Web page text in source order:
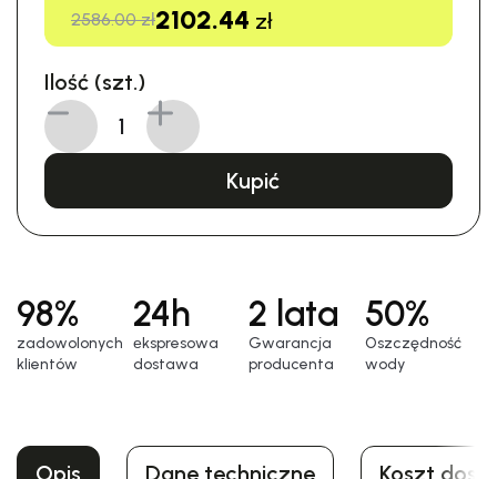
2586.00 zł2102.44 zł
Ilość (szt.)
Kupić
98%
zadowolonych
klientów
24h
еkspresowa
dostawa
2 lata
Gwarancja
producenta
50%
Oszczędność
wody
Opis Dane techniczne Koszt